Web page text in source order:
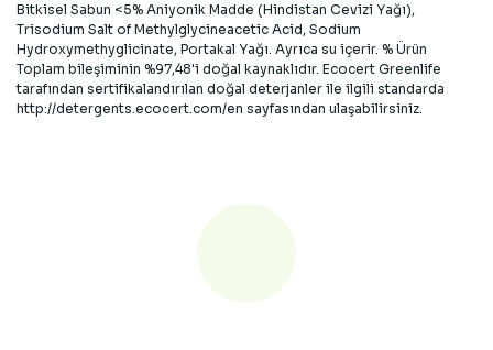
Bitkisel Sabun <5% Aniyonik Madde (Hindistan Cevizi Yağı),
Trisodium Salt of Methylglycineacetic Acid, Sodium
Hydroxymethyglicinate, Portakal Yağı. Ayrıca su içerir. % Ürün
Toplam bileşiminin %97,48'i doğal kaynaklıdır. Ecocert Greenlife
tarafından sertifikalandırılan doğal deterjanler ile ilgili standarda
http://detergents.ecocert.com/en sayfasından ulaşabilirsiniz.